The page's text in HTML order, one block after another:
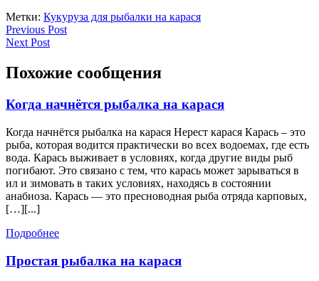
Метки: Кукуруза для рыбалки на карася
Навигация
по
записям
Previous PostPrevious
Next PostNext
Похожие сообщения
Когда начнётся рыбалка на карасяКогда
рыбалка
на
карася
Когда начнётся рыбалка на карася Нерест карася Карась – это
рыба, которая водится практически во всех водоемах, где есть
вода. Карась выживает в условиях, когда другие виды рыб
погибают. Это связано с тем, что карась может зарываться в
ил и зимовать в таких условиях, находясь в состоянии
анабиоза. Карась — это пресноводная рыба отряда карповых,
[…][...]
ПодробнееПодробнее
Простая рыбалка на карасяПростая